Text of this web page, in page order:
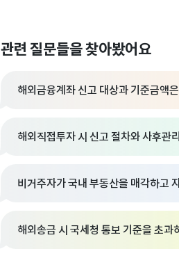
관련 질문들을 찾아봤어요
해외금융계좌 신고 대상과 기준금액
해외직접투자 시 신고 절차와 사후관
비거주자가 국내 부동산을 매각하고
해외송금 시 국세청 통보 기준을 초